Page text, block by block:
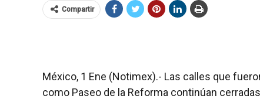
Compartir
México, 1 Ene (Notimex).- Las calles que
como Paseo de la Reforma continúan